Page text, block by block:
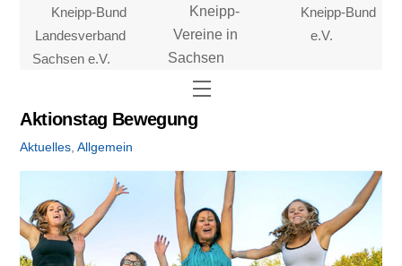
content
Kneipp-Bund
Landesverband
Sachsen e.V.
Kneipp-
Vereine in
Sachsen
Kneipp-Bund
e.V.
Menu
Aktionstag Bewegung
Aktuelles ,Allgemein